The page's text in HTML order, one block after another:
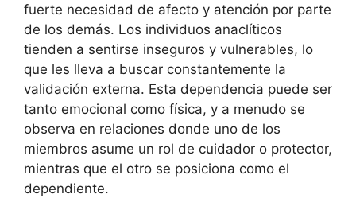
fuerte necesidad de afecto y atención por parte
de los demás. Los individuos anaclíticos
tienden a sentirse inseguros y vulnerables, lo
que les lleva a buscar constantemente la
validación externa. Esta dependencia puede ser
tanto emocional como física, y a menudo se
observa en relaciones donde uno de los
miembros asume un rol de cuidador o protector,
mientras que el otro se posiciona como el
dependiente.